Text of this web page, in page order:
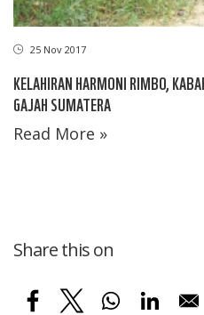
25 Nov 2017
KELAHIRAN HARMONI RIMBO,
GAJAH SUMATERA
Read More »
Share this on